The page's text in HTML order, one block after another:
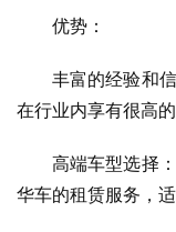
优势：
丰富的经验和信
在行业内享有很高
高端车型选择：
华车的租赁服务，